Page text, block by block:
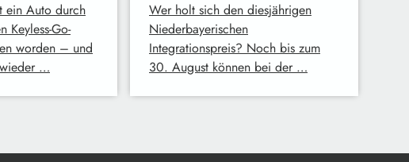
ein Auto durch
Keyless-Go-
worden – und
…
Wer holt sich den diesjährigen
Niederbayerischen
Integrationspreis? Noch bis zum
30. August können bei der …